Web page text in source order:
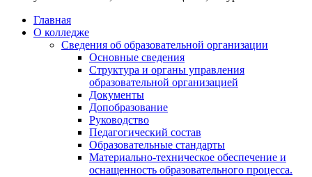
Главная
О колледже
Сведения об образовательной организации
Основные сведения
Структура и органы управления
образовательной организацией
Документы
Допобразование
Руководство
Педагогический состав
Образовательные стандарты
Материально-техническое обеспечение и
оснащенность образовательного процесса.